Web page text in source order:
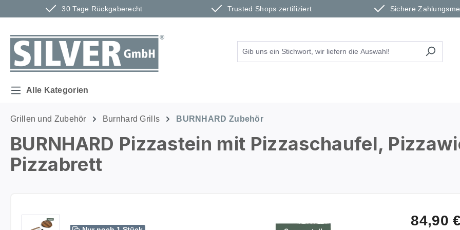
30 Tage Rückgaberecht Trusted Shops zertifiziert Sichere
Hauptinhalt springen
Zur Suche springen
Zur Hauptnavigation springen
Alle Kategorien
Grillen und Zubehör Burnhard Grills BURNHARD Zubehör
BURNHARD Pizzastein mit Pizzaschaufel,
Pizzabrett
Bildergalerie überspringen 84,90